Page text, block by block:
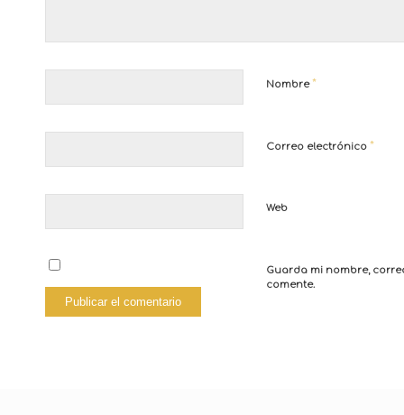
Nombre*
Correo electrónico *
Web
Guarda mi nombre,
comente.